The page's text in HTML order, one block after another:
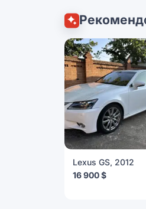
Lexus GS, 2012
16 900 $